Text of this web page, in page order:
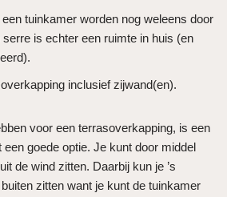
tuinkamer worden nog weleens door
is echter een ruimte in huis (en
inclusief zijwand(en).
voor een terrasoverkapping, is een
goede optie. Je kunt door middel
de wind zitten. Daarbij kun je ’s
zitten want je kunt de tuinkamer